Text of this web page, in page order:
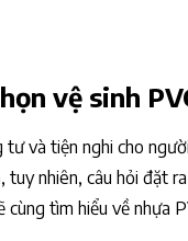
vệ sinh
và tiện nghi cho
nhiên, câu hỏi đặt
tìm hiểu về nhựa